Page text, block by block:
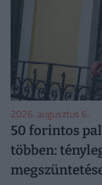
2026. augusztus 6.
50 forintos
többen: